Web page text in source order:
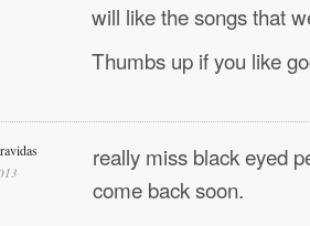
will like the songs that
Thumbs up if you like
really miss black eyed
come back soon.